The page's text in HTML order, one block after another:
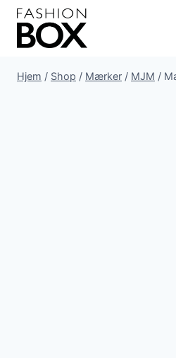
Fortsæt
indhold
Hjem / Shop / Mærker / MJM /